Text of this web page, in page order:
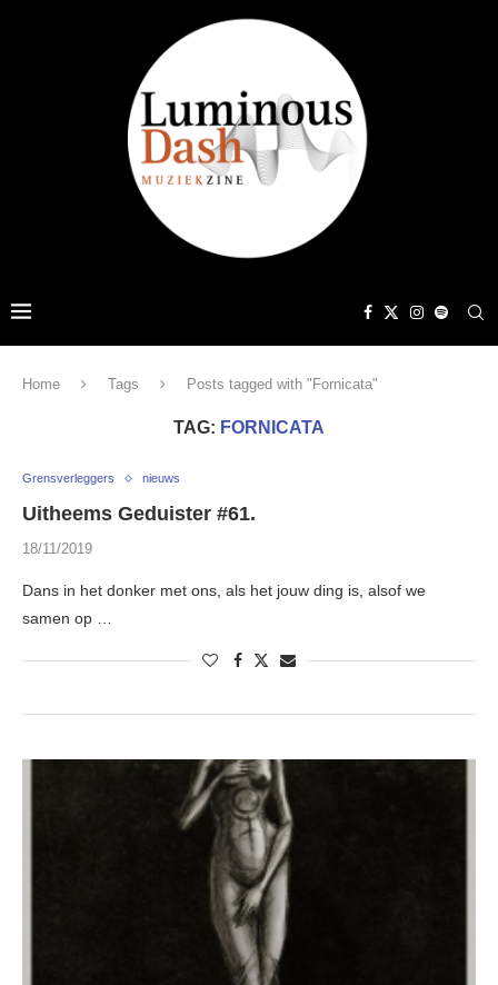
Home Tags Posts tagged with "Fornicata"
TAG: FORNICATA
Grensverleggers nieuws
Uitheems Geduister #61.
18/11/2019
Dans in het donker met ons, als het jouw ding is, alsof we
samen op …